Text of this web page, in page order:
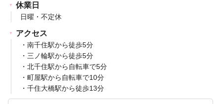
休業日
日曜・不定休
アクセス
・南千住駅から徒歩5分
・三ノ輪駅から徒歩5分
・北千住駅から自転車で5分
・町屋駅から自転車で10分
・千住大橋駅から徒歩13分